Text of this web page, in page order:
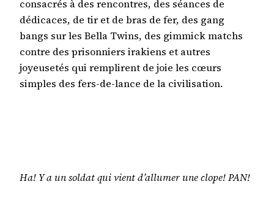
consacrés à des rencontres, des séances de
dédicaces, de tir et de bras de fer, des gang
bangs sur les Bella Twins, des gimmick matchs
contre des prisonniers irakiens et autres
joyeusetés qui remplirent de joie les cœurs
simples des fers-de-lance de la civilisation.
Ha! Y a un soldat qui vient d’allumer une clope! PAN!